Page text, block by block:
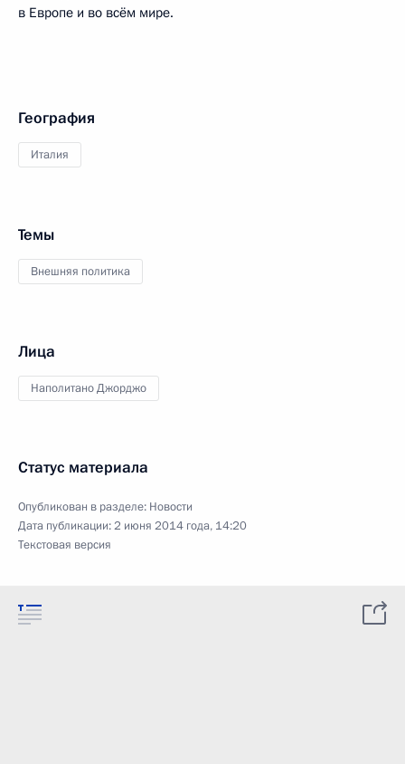
в Европе и во всём мире.
География
Италия
Темы
Внешняя политика
Лица
Наполитано Джорджо
Статус материала
Опубликован в разделе: Новости
Дата публикации:2 июня 2014 года, 14:20
Текстовая версия